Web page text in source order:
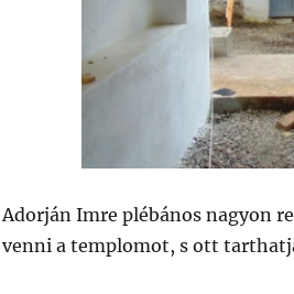
Adorján Imre plébános nagyon
venni a templomot, s ott